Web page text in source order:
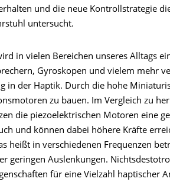
und die neue Kontrollstrategie
untersucht.
in vielen Bereichen unseres Alltags
Gyroskopen und vielem mehr
in der Haptik. Durch die hohe
zu bauen. Im Vergleich zu
die piezoelektrischen Motoren eine
und können dabei höhere Kräfte
heißt in verschiedenen Frequenzen
geringen Auslenkungen.
für eine Vielzahl haptischer